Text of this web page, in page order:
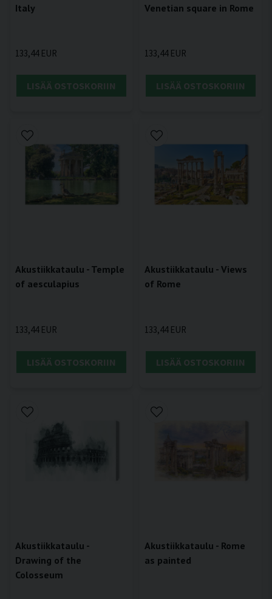
Italy
133,44 EUR
LISÄÄ OSTOSKORIIN
Venetian square in Rome
133,44 EUR
LISÄÄ OSTOSKORIIN
Akustiikkataulu - Temple
of aesculapius
133,44 EUR
LISÄÄ OSTOSKORIIN
Akustiikkataulu - Views
of Rome
133,44 EUR
LISÄÄ OSTOSKORIIN
Akustiikkataulu -
Drawing of the
Colosseum
Akustiikkataulu - Rome
as painted